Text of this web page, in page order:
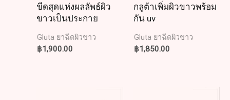
ขีดสุดแห่งผลลัพธ์ผิว
ขาวเป็นประกาย
Gluta ยาฉีดผิวขาว
฿1,900.00
กลูต้าเพิ่มผิวขาวพร้อม
กัน uv
Gluta ยาฉีดผิวขาว
฿1,850.00